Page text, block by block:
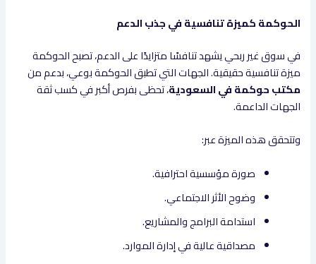
الحوكمة كميزة تنافسية في جذب الدعم
في سوق غير ربحي يشهد تنافسًا متزايدًا على الدعم، تصبح الحوكمة
ميزة تنافسية حقيقية. الجهات التي تطبق الحوكمة بوعي، بدعم من
مكتب حوكمة في السعودية، تحظى بفرص أكبر في كسب ثقة
الجهات الداعمة.
وتتحقق هذه الميزة عبر:
صورة مؤسسية احترافية.
وضوح الأثر الاجتماعي.
استدامة البرامج والمشاريع.
مصداقية عالية في إدارة الموارد.